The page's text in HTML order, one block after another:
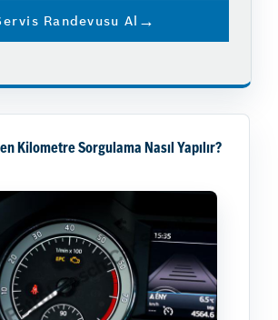
Randevusu Al
Kilometre Sorgulama Nasıl Yapılır?